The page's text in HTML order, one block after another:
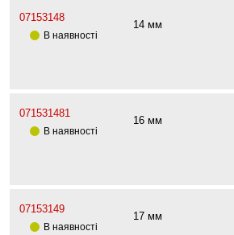
07153148
В наявності
14 мм
071531481
В наявності
16 мм
07153149
В наявності
17 мм